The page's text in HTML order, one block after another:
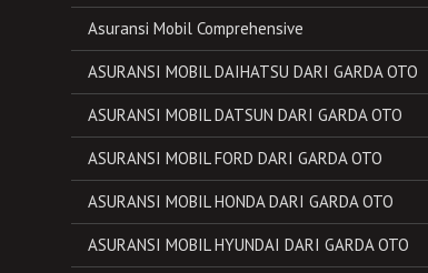
Asuransi Mobil Comprehensive
ASURANSI MOBIL DAIHATSU DARI GARDA OTO
ASURANSI MOBIL DATSUN DARI GARDA OTO
ASURANSI MOBIL FORD DARI GARDA OTO
ASURANSI MOBIL HONDA DARI GARDA OTO
ASURANSI MOBIL HYUNDAI DARI GARDA OTO